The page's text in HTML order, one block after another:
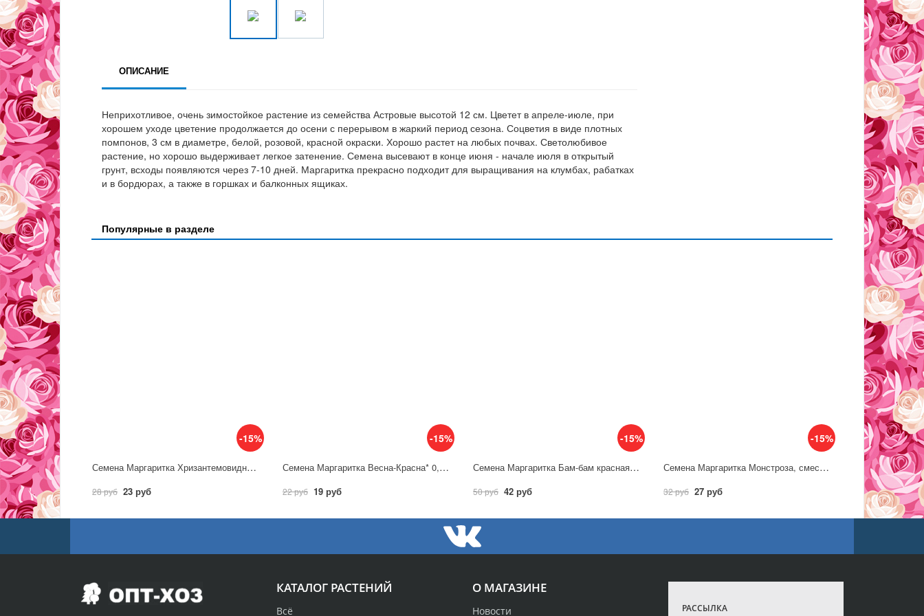
ОПИСАНИЕ
Неприхотливое, очень зимостойкое растение из семейства Астровые высотой 12 см. Цветет в апреле-июле, при
хорошем уходе цветение продолжается до осени с перерывом в жаркий период сезона. Соцветия в виде плотных
помпонов, 3 см в диаметре, белой, розовой, красной окраски. Хорошо растет на любых почвах. Светолюбивое
растение, но хорошо выдерживает легкое затенение. Семена высевают в конце июня - начале июля в открытый
грунт, всходы появляются через 7-10 дней. Маргаритка прекрасно подходит для выращивания на клумбах, рабатках
и в бордюрах, а также в горшках и балконных ящиках.
Популярные в разделе
-15%
Семена Маргаритка Хризантемовидная, смесь сортов/ Аэлита
28 руб 23 руб
-15%
Семена Маргаритка Весна-Красна* 0,02 г/ Гавриш
22 руб 19 руб
-15%
Семена Маргаритка Бам-бам красная* 7 шт / Гавриш
50 руб 42 руб
-15%
Семена Маргаритка Монстроза, смесь / Аэлита
32 руб 27 руб
О МАГАЗИНЕ
Новости
КАТАЛОГ РАСТЕНИЙ
Всё РАССЫЛКА